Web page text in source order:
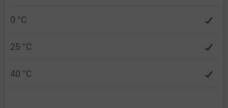
0 °C
25 °C
40 °C